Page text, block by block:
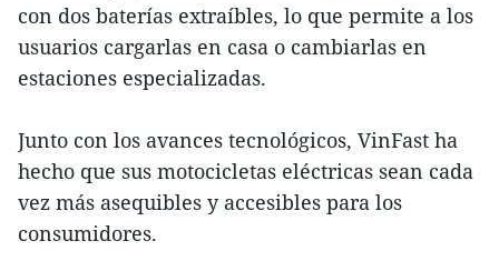
con dos baterías extraíbles, lo que permite a los
usuarios cargarlas en casa o cambiarlas en
estaciones especializadas.
Junto con los avances tecnológicos, VinFast ha
hecho que sus motocicletas eléctricas sean cada
vez más asequibles y accesibles para los
consumidores.